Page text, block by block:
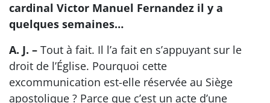
cardinal Victor Manuel Fernandez il y a
quelques semaines…
A. J. – Tout à fait. Il l’a fait en s’appuyant sur le
droit de l’Église. Pourquoi cette
excommunication est-elle réservée au Siège
apostolique ? Parce que c’est un acte d’une